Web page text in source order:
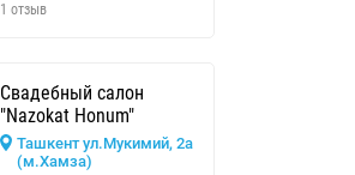
1 отзыв
Свадебный салон
"Nazokat Honum"
Ташкент ул.Мукимий, 2а
(м.Хамза)